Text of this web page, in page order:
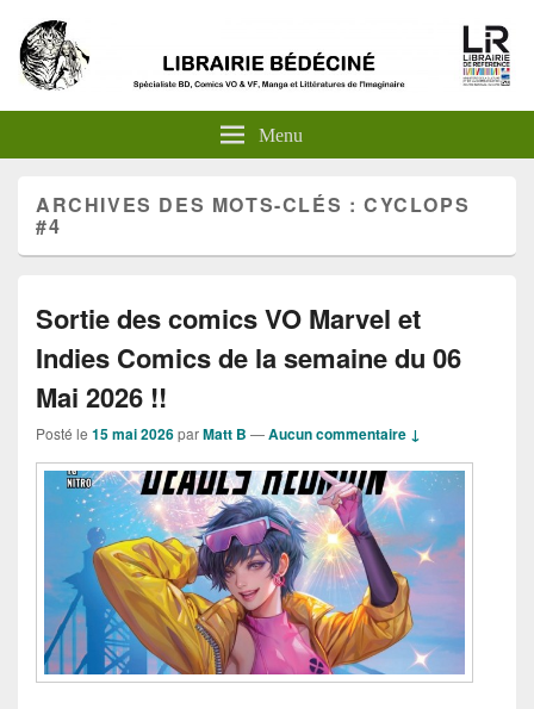
Menu
ARCHIVES DES MOTS-CLÉS :CYCLOPS
#4
Sortie des comics VO Marvel et
Indies Comics de la semaine du 06
Mai 2026 !!
Posté le 15 mai 2026parMatt B —Aucun commentaire ↓